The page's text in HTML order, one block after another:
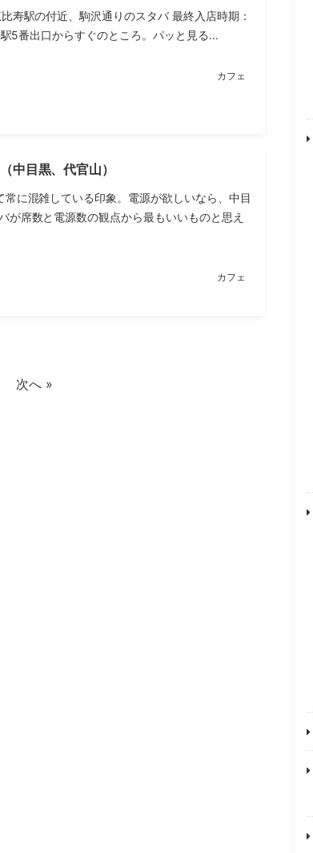
寿駅の付近、駒沢通りのスタバ 最終入店時期：
5番出口からすぐのところ。パッと見る...
カフェ
中目黒、代官山）
に混雑している印象。電源が欲しいなら、中目
が席数と電源数の観点から最もいいものと思え
カフェ
次へ »